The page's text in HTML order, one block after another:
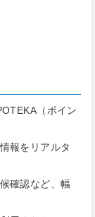
（ポイン
報をリアルタ
確認など、幅